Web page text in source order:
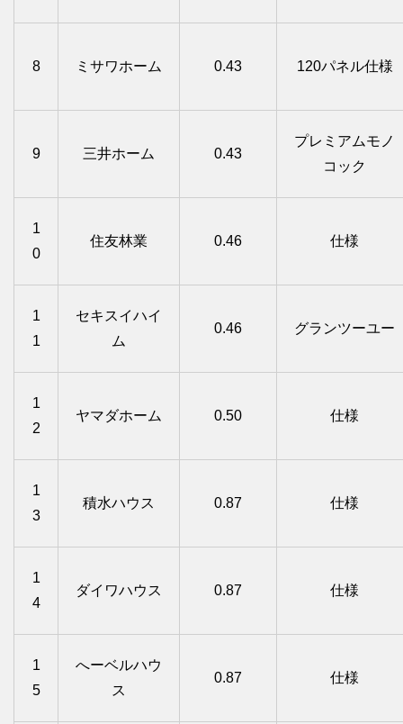
8 ミサワホーム 0.43 120パネル仕様
9 三井ホーム 0.43
プレミアムモノ
コック
1
0
住友林業 0.46 仕様
1
1
セキスイハイ
ム
0.46 グランツーユー
1
2
ヤマダホーム 0.50 仕様
1
3
積水ハウス 0.87 仕様
1
4
ダイワハウス 0.87 仕様
1
5
へーベルハウ
ス
0.87 仕様